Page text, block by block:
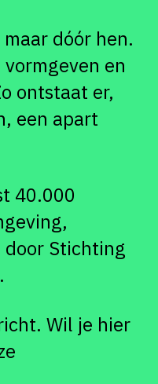
dóór hen.
en
ontstaat er,
een apart
40.000
Stichting
Wil je hier